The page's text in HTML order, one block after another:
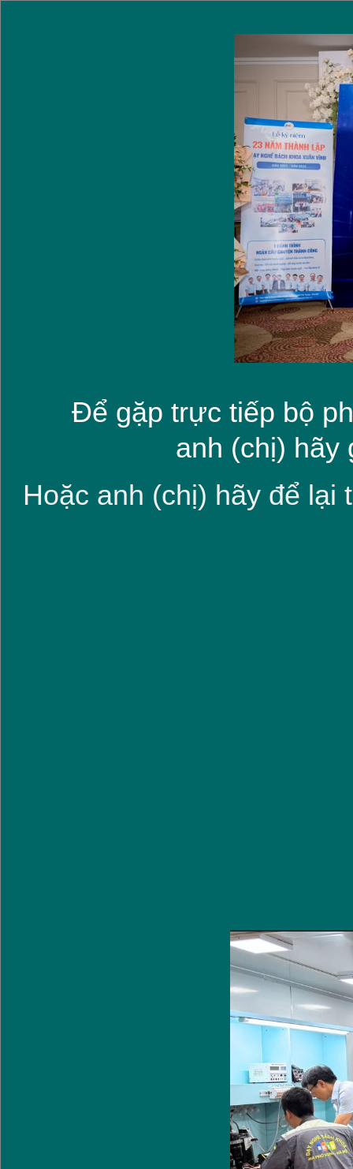
Để gặp trực tiếp bộ
anh (chị) hãy
Hoặc anh (chị) hãy để lại